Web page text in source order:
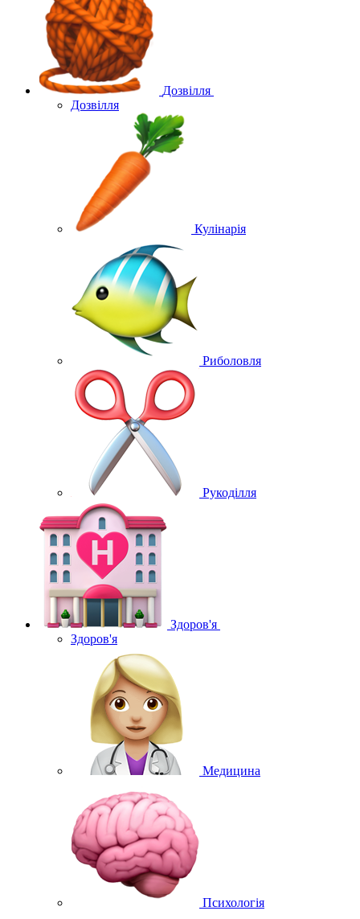
Дозвілля
Дозвілля
Кулінарія
Риболовля
Рукоділля
Здоров'я
Здоров'я
Медицина
Психологія